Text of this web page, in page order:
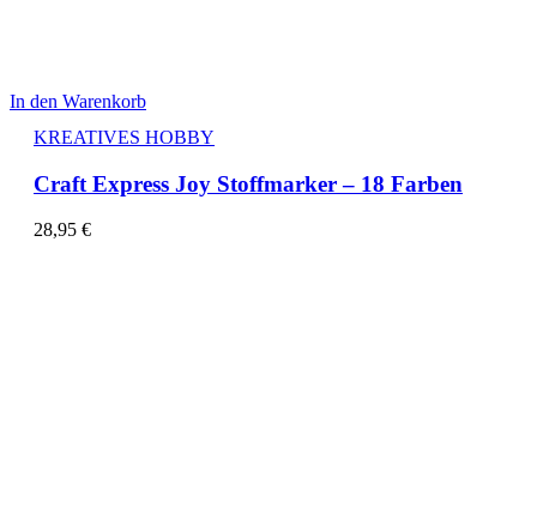
In den Warenkorb
KREATIVES HOBBY
Craft Express Joy Stoffmarker – 18 Farben
28,95 €